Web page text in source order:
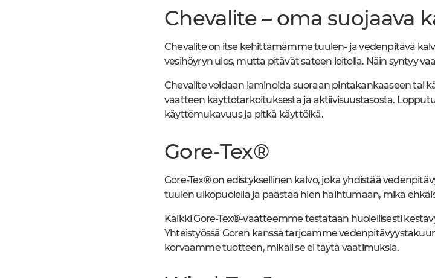
Chevalite – oma suojaava
Chevalite on itse kehittämämme tuulen- ja vedenpitävä
vesihöyryn ulos, mutta pitävät sateen loitolla. Näin syntyy
Chevalite voidaan laminoida suoraan pintakankaaseen tai
vaatteen käyttötarkoituksesta ja aktiivisuustasosta.
käyttömukavuus ja pitkä käyttöikä.
Gore-Tex®
Gore-Tex® on edistyksellinen kalvo, joka yhdistää
tuulen ulkopuolella ja päästää hien haihtumaan, mikä
Kaikki Gore-Tex®-vaatteemme testataan huolellisesti
Yhteistyössä Goren kanssa tarjoamme
korvaamme tuotteen, mikäli se ei täytä vaatimuksia.